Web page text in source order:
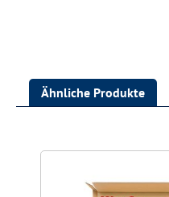
Ähnliche Produkte